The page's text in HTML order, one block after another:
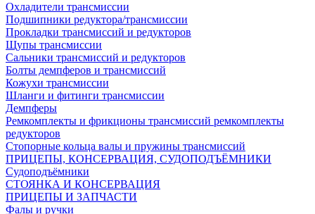
Охладители трансмиссии
Подшипники редуктора/трансмиссии
Прокладки трансмиссий и редукторов
Щупы трансмиссии
Сальники трансмиссий и редукторов
Болты демпферов и трансмиссий
Кожухи трансмиссии
Шланги и фитинги трансмиссии
Демпферы
Ремкомплекты и фрикционы трансмиссий ремкомплекты
редукторов
Стопорные кольца валы и пружины трансмиссий
ПРИЦЕПЫ, КОНСЕРВАЦИЯ, СУДОПОДЪЁМНИКИ
Судоподъёмники
СТОЯНКА И КОНСЕРВАЦИЯ
ПРИЦЕПЫ И ЗАПЧАСТИ
Фалы и ручки